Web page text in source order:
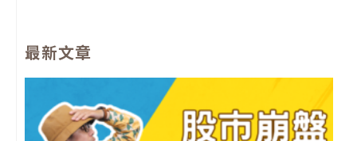
a
o e r
m
p
最新文章